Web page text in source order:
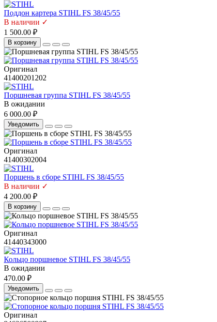
Поддон картера STIHL FS 38/45/55
В наличии ✓
1 500.00 ₽
В корзину
Оригинал
41400201202
Поршневая группа STIHL FS 38/45/55
В ожидании
6 000.00 ₽
Уведомить
Оригинал
41400302004
Поршень в сборе STIHL FS 38/45/55
В наличии ✓
4 200.00 ₽
В корзину
Оригинал
41440343000
Кольцо поршневое STIHL FS 38/45/55
В ожидании
470.00 ₽
Уведомить
Оригинал